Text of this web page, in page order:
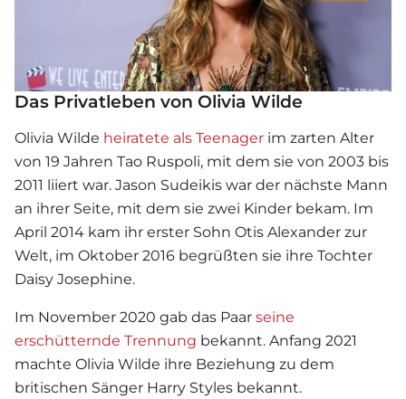
Das Privatleben von Olivia Wilde
Olivia Wilde heiratete als Teenager im zarten Alter
von 19 Jahren Tao Ruspoli, mit dem sie von 2003 bis
2011 liiert war. Jason Sudeikis war der nächste Mann
an ihrer Seite, mit dem sie zwei Kinder bekam. Im
April 2014 kam ihr erster Sohn Otis Alexander zur
Welt, im Oktober 2016 begrüßten sie ihre Tochter
Daisy Josephine.
Im November 2020 gab das Paar seine
erschütternde Trennung bekannt. Anfang 2021
machte Olivia Wilde ihre Beziehung zu dem
britischen Sänger Harry Styles bekannt.